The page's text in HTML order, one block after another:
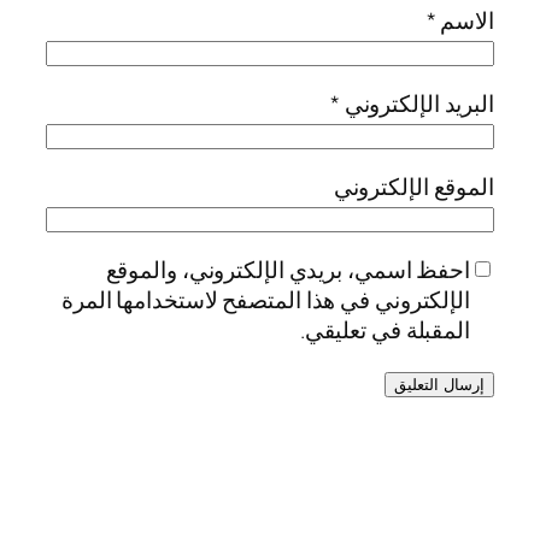
الاسم*
البريد الإلكتروني *
الموقع الإلكتروني
احفظ اسمي، بريدي الإلكتروني، والموقع
الإلكتروني في هذا المتصفح لاستخدامها المرة
المقبلة في تعليقي.